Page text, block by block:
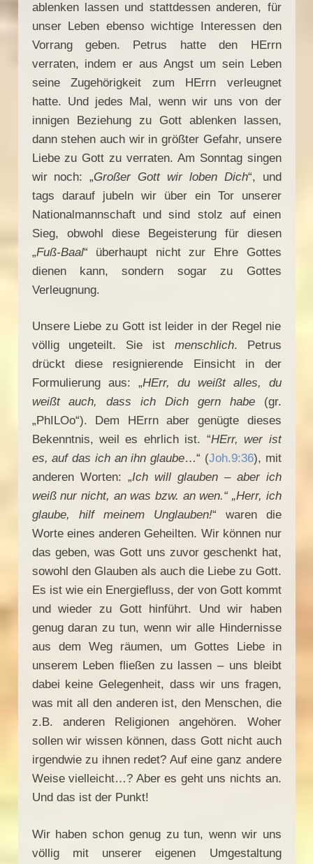
ablenken lassen und stattdessen anderen, für
unser Leben ebenso wichtige Interessen den
Vorrang geben. Petrus hatte den HErrn
verraten, indem er aus Angst um sein Leben
seine Zugehörigkeit zum HErrn verleugnet
hatte. Und jedes Mal, wenn wir uns von der
innigen Beziehung zu Gott ablenken lassen,
dann stehen auch wir in größter Gefahr, unsere
Liebe zu Gott zu verraten. Am Sonntag singen
wir noch: „Großer Gott wir loben Dich“, und
tags darauf jubeln wir über ein Tor unserer
Nationalmannschaft und sind stolz auf einen
Sieg, obwohl diese Begeisterung für diesen
„Fuß-Baal“ überhaupt nicht zur Ehre Gottes
dienen kann, sondern sogar zu Gottes
Verleugnung.
Unsere Liebe zu Gott ist leider in der Regel nie
völlig ungeteilt. Sie ist menschlich. Petrus
drückt diese resignierende Einsicht in der
Formulierung aus: „HErr, du weißt alles, du
weißt auch, dass ich Dich gern habe(gr.
„PhILOo“). Dem HErrn aber genügte dieses
Bekenntnis, weil es ehrlich ist. “HErr, wer ist
es, auf das ich an ihn glaube…“ (Joh.9:36), mit
anderen Worten: „Ich will glauben – aber ich
weiß nur nicht, an was bzw. an wen.“ „Herr, ich
glaube, hilf meinem Unglauben!“ waren die
Worte eines anderen Geheilten. Wir können nur
das geben, was Gott uns zuvor geschenkt hat,
sowohl den Glauben als auch die Liebe zu Gott.
Es ist wie ein Energiefluss, der von Gott kommt
und wieder zu Gott hinführt. Und wir haben
genug daran zu tun, wenn wir alle Hindernisse
aus dem Weg räumen, um Gottes Liebe in
unserem Leben fließen zu lassen – uns bleibt
dabei keine Gelegenheit, dass wir uns fragen,
was mit all den anderen ist, den Menschen, die
z.B. anderen Religionen angehören. Woher
sollen wir wissen können, dass Gott nicht auch
irgendwie zu ihnen redet? Auf eine ganz andere
Weise vielleicht…? Aber es geht uns nichts an.
Und das ist der Punkt!
Wir haben schon genug zu tun, wenn wir uns
völlig mit unserer eigenen Umgestaltung